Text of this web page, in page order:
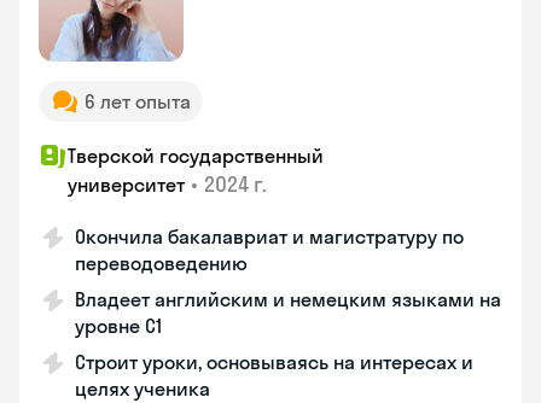
6 лет опыта
Тверской государственный
университет • 2024 г.
Окончила бакалавриат и магистратуру по
переводоведению
Владеет английским и немецким языками на
уровне C1
Строит уроки, основываясь на интересах и
целях ученика